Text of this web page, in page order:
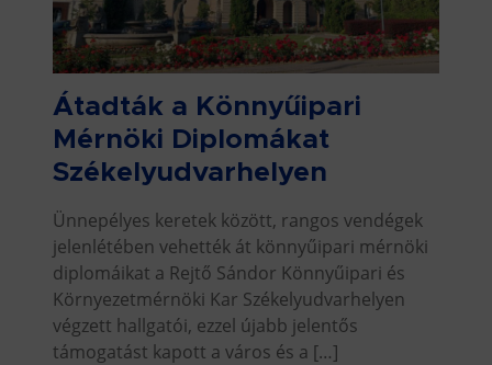
Átadták a Könnyűipari
Mérnöki Diplomákat
Székelyudvarhelyen
Ünnepélyes keretek között, rangos vendégek
jelenlétében vehették át könnyűipari mérnöki
diplomáikat a Rejtő Sándor Könnyűipari és
Környezetmérnöki Kar Székelyudvarhelyen
végzett hallgatói, ezzel újabb jelentős
támogatást kapott a város és a […]